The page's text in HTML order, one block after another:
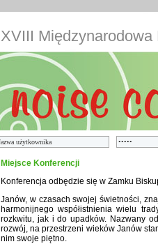
XVIII Międzynarodowa
Miejsce Konferencji
Konferencja odbędzie się w Zamku
Janów, w czasach swojej świetności,
harmonijnego współistnienia wielu
rozkwitu, jak i do upadków. Nazwany
rozwój, na przestrzeni wieków Janów
nim swoje piętno.